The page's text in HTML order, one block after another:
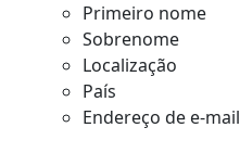
Primeiro nome
Sobrenome
Localização
País
Endereço de e-mail